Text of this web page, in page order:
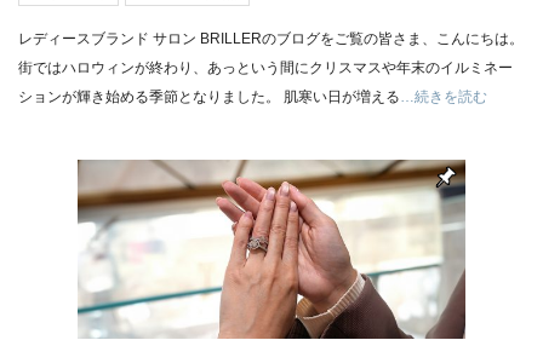
レディースブランド サロン BRILLERのブログをご覧の皆さま、こんにちは。
街ではハロウィンが終わり、あっという間にクリスマスや年末のイルミネー
ションが輝き始める季節となりました。 肌寒い日が増える…続きを読む